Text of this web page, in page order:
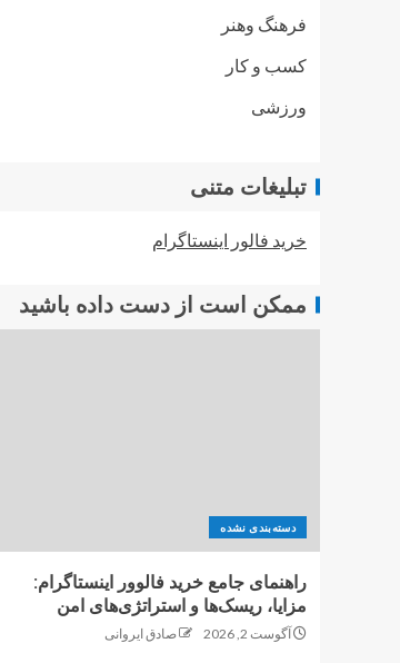
فرهنگ وهنر
کسب و کار
ورزشی
تبلیغات متنی
خرید فالور اینستاگرام
ممکن است از دست داده باشید
دسته‌بندی نشده
راهنمای جامع خرید فالوور اینستاگرام:
مزایا، ریسک‌ها و استراتژی‌های امن
آگوست 2, 2026 صادق ایروانی